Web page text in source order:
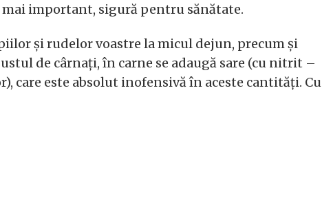
mai important, sigură pentru sănătate.
și rudelor voastre la micul dejun, precum și
de cârnați, în carne se adaugă sare (cu nitrit –
care este absolut inofensivă în aceste cantități. Cu